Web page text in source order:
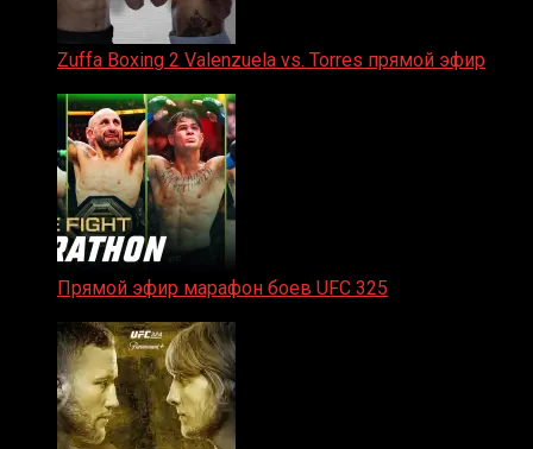
Zuffa Boxing 2 Valenzuela vs. Torres прямой эфир
Прямой эфир марафон боев UFC 325